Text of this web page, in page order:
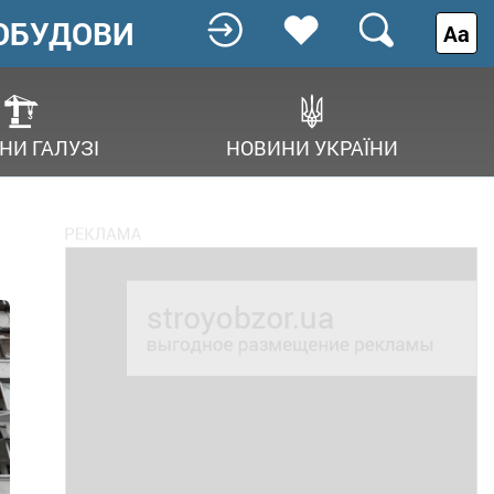
ГАЛУЗІ НОВИНИ УКРАЇНИ
Аа